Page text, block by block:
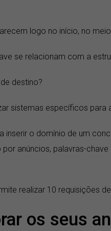
logo no início, no
se relacionam com a
destino?
sistemas específicos
inserir o domínio de um
anúncios, palavras-
realizar 10 requisições
os seus